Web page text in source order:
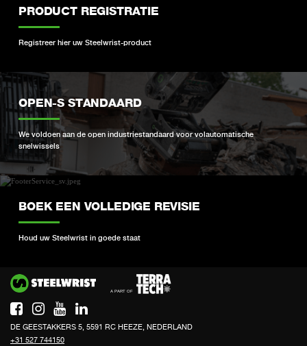
PRODUCT REGISTRATIE
Registreer hier uw Steelwrist-product
OPEN-S STANDAARD
We voldoen aan de open industriestandaard voor volautomatische
snelwissels
BOEK EEN VOLLEDIGE REVISIE
Houd uw Steelwrist in goede staat
DE GEESTAKKERS 5, 5591 RC HEEZE, NEDERLAND
+31 527 744150